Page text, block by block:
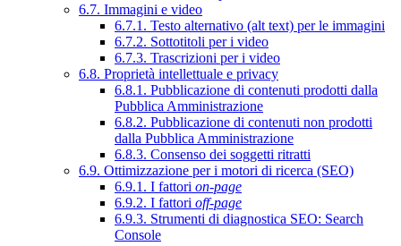
6.7. Immagini e video
6.7.1. Testo alternativo (alt text) per le immagini
6.7.2. Sottotitoli per i video
6.7.3. Trascrizioni per i video
6.8. Proprietà intellettuale e privacy
6.8.1. Pubblicazione di contenuti prodotti dalla
Pubblica Amministrazione
6.8.2. Pubblicazione di contenuti non prodotti
dalla Pubblica Amministrazione
6.8.3. Consenso dei soggetti ritratti
6.9. Ottimizzazione per i motori di ricerca (SEO)
6.9.1. I fattori on-page
6.9.2. I fattori off-page
6.9.3. Strumenti di diagnostica SEO: Search
Console